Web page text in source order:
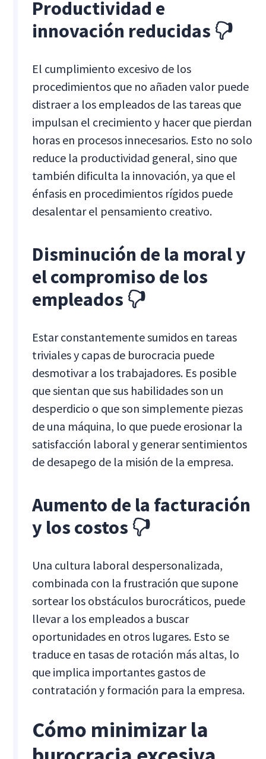
Productividad e
innovación reducidas 🖓
El cumplimiento excesivo de los
procedimientos que no añaden valor puede
distraer a los empleados de las tareas que
impulsan el crecimiento y hacer que pierdan
horas en procesos innecesarios. Esto no solo
reduce la productividad general, sino que
también dificulta la innovación, ya que el
énfasis en procedimientos rígidos puede
desalentar el pensamiento creativo.
Disminución de la moral y
el compromiso de los
empleados 🖓
Estar constantemente sumidos en tareas
triviales y capas de burocracia puede
desmotivar a los trabajadores. Es posible
que sientan que sus habilidades son un
desperdicio o que son simplemente piezas
de una máquina, lo que puede erosionar la
satisfacción laboral y generar sentimientos
de desapego de la misión de la empresa.
Aumento de la facturación
y los costos 🖓
Una cultura laboral despersonalizada,
combinada con la frustración que supone
sortear los obstáculos burocráticos, puede
llevar a los empleados a buscar
oportunidades en otros lugares. Esto se
traduce en tasas de rotación más altas, lo
que implica importantes gastos de
contratación y formación para la empresa.
Cómo minimizar la